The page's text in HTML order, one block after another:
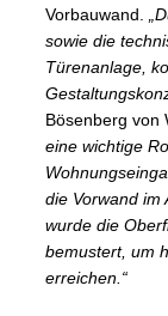
Vorbauwand.
sowie die
Türenanlage,
Bösenberg von
eine wichtige
die Vorwand im
wurde die
bemustert, um
erreichen.“